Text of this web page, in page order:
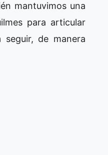
mantuvimos una
para articular
de manera